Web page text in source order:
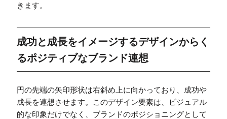
きます。
成功と成長をイメージするデザインからく
るポジティブなブランド連想
円の先端の矢印形状は右斜め上に向かっており、成功や
成長を連想させます。このデザイン要素は、ビジュアル
的な印象だけでなく、ブランドのポジショニングとして